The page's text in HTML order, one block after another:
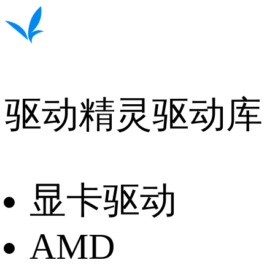
驱动精灵驱动库
显卡驱动
AMD